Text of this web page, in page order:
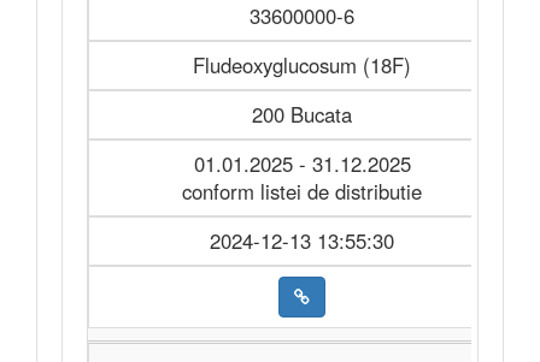
33600000-6
Fludeoxyglucosum (18F)
200 Bucata
01.01.2025 - 31.12.2025
conform listei de distributie
2024-12-13 13:55:30